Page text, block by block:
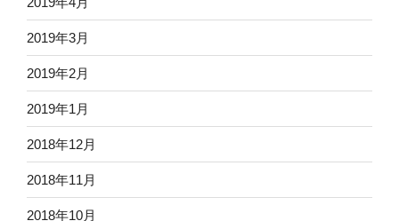
2019年3月
2019年2月
2019年1月
2018年12月
2018年11月
2018年10月